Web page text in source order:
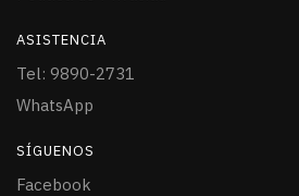
ASISTENCIA
Tel: 9890-2731
WhatsApp
SÍGUENOS
Facebook